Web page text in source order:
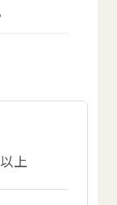
上